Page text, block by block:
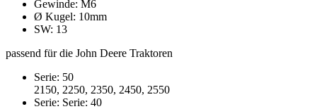
Gewinde: M6
Ø Kugel: 10mm
SW: 13
passend für die John Deere Traktoren
Serie: 50
2150, 2250, 2350, 2450, 2550
Serie: Serie: 40